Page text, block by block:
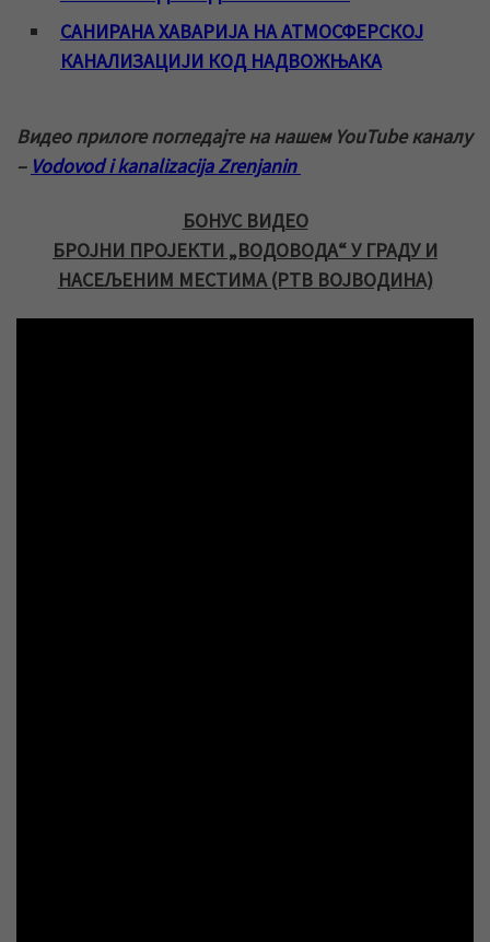
САНИРАНА ХАВАРИЈА НА АТМОСФЕРСКОЈ
КАНАЛИЗАЦИЈИ КОД НАДВОЖЊАКА
Видео прилоге погледајте на нашем YouTube каналу
– Vodovod i kanalizacija Zrenjanin
БОНУС ВИДЕО
БРОЈНИ ПРОЈЕКТИ „ВОДОВОДА“ У ГРАДУ И
НАСЕЉЕНИМ МЕСТИМА (РТВ ВОЈВОДИНА)